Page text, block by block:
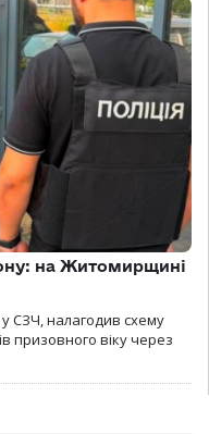
на Житомирщині
СЗЧ, налагодив схему
призовного віку через